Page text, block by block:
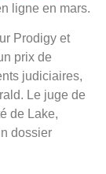
ligne en mars.
Prodigy et
prix de
judiciaires,
Le juge de
de Lake,
dossier